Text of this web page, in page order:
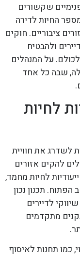
שקשורים
החיות לדירה
ציבוריים. חוקים
ולהבטיח
על המנהלים
שבה כל אחד
לחיות
לשדרג את חוויית
להקים אזורים
לחיות מחמד,
תכנון נכון
לדיירים
מתקדמים
כמו תחנות לאיסוף